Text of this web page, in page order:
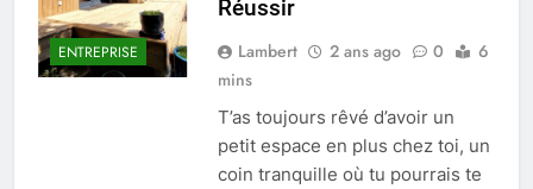
ENTREPRISE
Réussir
Lambert 2 ans ago 0
6
mins
T’as toujours rêvé d’avoir un
petit espace en plus chez toi, un
coin tranquille où tu pourrais te